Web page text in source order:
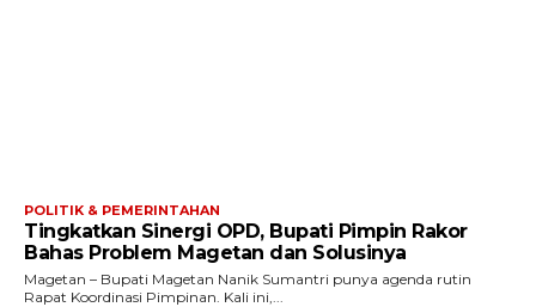
POLITIK & PEMERINTAHAN
Tingkatkan Sinergi OPD, Bupati Pimpin Rakor
Bahas Problem Magetan dan Solusinya
Magetan – Bupati Magetan Nanik Sumantri punya agenda rutin
Rapat Koordinasi Pimpinan. Kali ini,...